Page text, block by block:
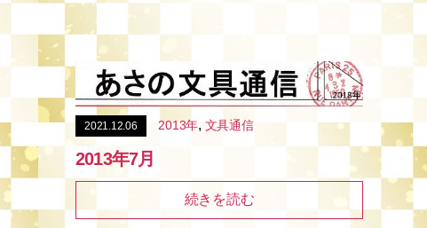
2021.12.06 2013年, 文具通信
2013年7月
続きを読む